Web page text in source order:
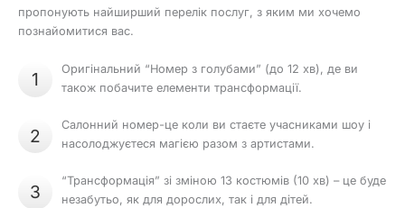
пропонують найширший перелік послуг, з яким ми хочемо
познайомитися вас.
1
Оригінальний “Номер з голубами” (до 12 хв), де ви
також побачите елементи трансформації.
2
Салонний номер-це коли ви стаєте учасниками шоу і
насолоджуєтеся магією разом з артистами.
3
“Трансформація” зі зміною 13 костюмів (10 хв) – це буде
незабутьо, як для дорослих, так і для дітей.